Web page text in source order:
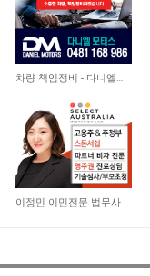
3,089 차량 책임정비 - 다니엘모터스
9,066
이정민 이민전문 법무사